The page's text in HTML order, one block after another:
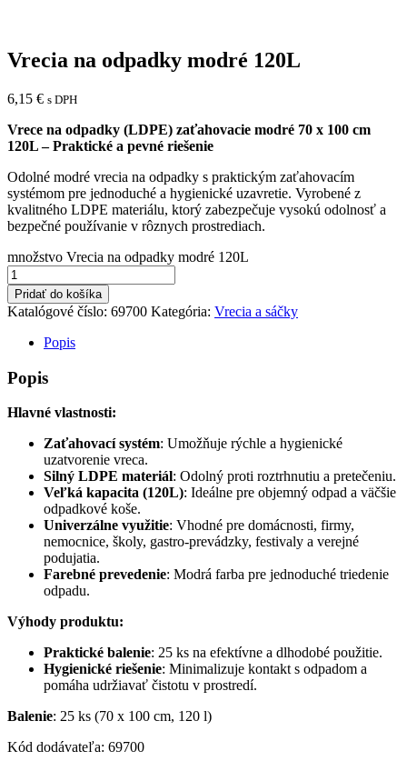
Vrecia na odpadky modré 120L
6,15 € s DPH
Vrece na odpadky (LDPE) zaťahovacie modré 70 x 100 cm
120L – Praktické a pevné riešenie
Odolné modré vrecia na odpadky s praktickým zaťahovacím
systémom pre jednoduché a hygienické uzavretie. Vyrobené z
kvalitného LDPE materiálu, ktorý zabezpečuje vysokú odolnosť a
bezpečné používanie v rôznych prostrediach.
množstvo Vrecia na odpadky modré 120L
Pridať do košíka
Katalógové číslo: 69700 Kategória: Vrecia a sáčky
Popis
Popis
Hlavné vlastnosti:
Zaťahovací systém: Umožňuje rýchle a hygienické
uzatvorenie vreca.
Silný LDPE materiál: Odolný proti roztrhnutiu a pretečeniu.
Veľká kapacita (120L): Ideálne pre objemný odpad a väčšie
odpadkové koše.
Univerzálne využitie: Vhodné pre domácnosti, firmy,
nemocnice, školy, gastro-prevádzky, festivaly a verejné
podujatia.
Farebné prevedenie: Modrá farba pre jednoduché triedenie
odpadu.
Výhody produktu:
Praktické balenie: 25 ks na efektívne a dlhodobé použitie.
Hygienické riešenie: Minimalizuje kontakt s odpadom a
pomáha udržiavať čistotu v prostredí.
Balenie: 25 ks (70 x 100 cm, 120 l)
Kód dodávateľa: 69700